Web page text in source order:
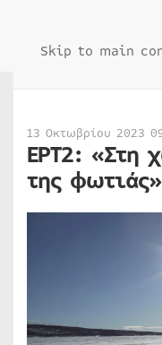
Skip to main
13 Οκτωβρίου 2023
ΕΡΤ2: «Στη
της φωτιάς»